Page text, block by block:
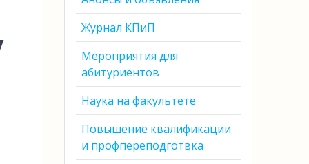
Журнал КПиП
Мероприятия для
абитуриентов
Наука на факультете
Повышение квалификации
и профпереподготвка